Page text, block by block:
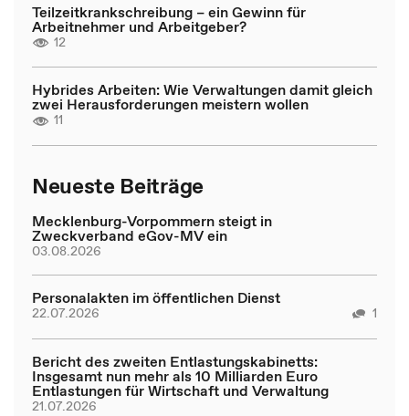
Teilzeitkrankschreibung – ein Gewinn für
Arbeitnehmer und Arbeitgeber?
12
Hybrides Arbeiten: Wie Verwaltungen damit gleich
zwei Herausforderungen meistern wollen
11
Neueste Beiträge
Mecklenburg-Vorpommern steigt in
Zweckverband eGov-MV ein
03.08.2026
Personalakten im öffentlichen Dienst
22.07.2026 1
Bericht des zweiten Entlastungskabinetts:
Insgesamt nun mehr als 10 Milliarden Euro
Entlastungen für Wirtschaft und Verwaltung
21.07.2026